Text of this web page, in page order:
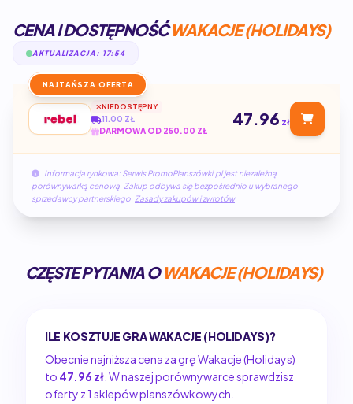
CENA I DOSTĘPNOŚĆWAKACJE (HOLIDAYS)
AKTUALIZACJA: 17:54
NAJTAŃSZA OFERTA
NIEDOSTĘPNY
11.00 ZŁ
DARMOWA OD 250.00 ZŁ
47.96 zł
Informacja rynkowa: Serwis PromoPlanszówki.pl jest niezależną
porównywarką cenową. Zakup odbywa się bezpośrednio u wybranego
sprzedawcy partnerskiego. Zasady zakupów i zwrotów.
CZĘSTE PYTANIA O WAKACJE (HOLIDAYS)
ILE KOSZTUJE GRA WAKACJE (HOLIDAYS)?
Obecnie najniższa cena za grę Wakacje (Holidays)
to 47.96 zł . W naszej porównywarce sprawdzisz
oferty z 1 sklepów planszówkowych.